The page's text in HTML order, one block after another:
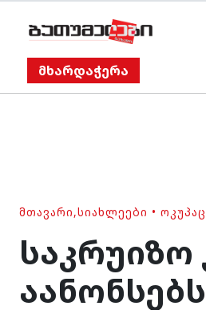
მხარდაჭერა
ᲛᲗᲐᲕᲐᲠᲘ,ᲡᲘᲐᲮᲚᲔᲔᲑᲘ •
საკრუიზო